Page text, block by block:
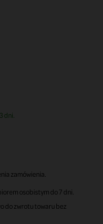
dni.
zamówienia.
osobistym do 7 dni.
do zwrotu towaru bez